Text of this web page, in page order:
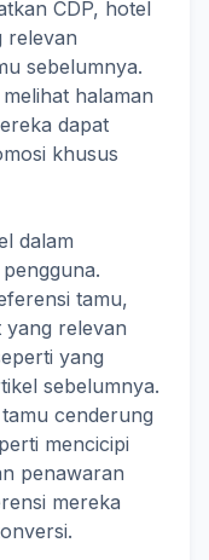
CDP, hotel
relevan
sebelumnya.
halaman
dapat
khusus
dalam
tamu,
yang relevan
yang
sebelumnya.
cenderung
mencicipi
penawaran
mereka